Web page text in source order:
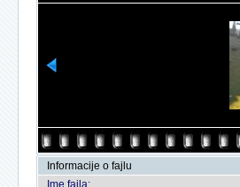
Informacije o fajlu
Ime fajla: